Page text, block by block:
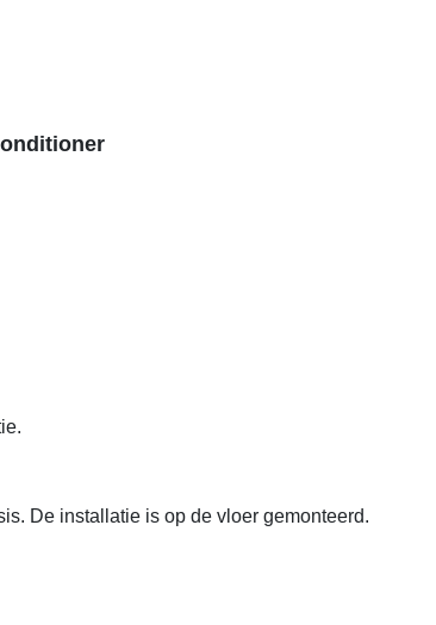
De installatie is op de vloer gemonteerd.